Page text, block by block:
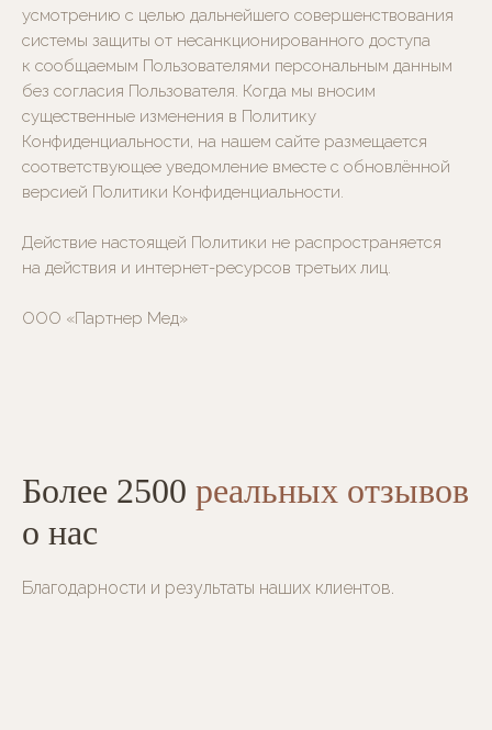
усмотрению с целью дальнейшего совершенствования
системы защиты от несанкционированного доступа
к сообщаемым Пользователями персональным данным
без согласия Пользователя. Когда мы вносим
существенные изменения в Политику
Конфиденциальности, на нашем сайте размещается
соответствующее уведомление вместе с обновлённой
версией Политики Конфиденциальности.
Действие настоящей Политики не распространяется
на действия и интернет-ресурсов третьих лиц.
ООО «Партнер Мед»
Более 2500 реальных отзывов
о нас
Благодарности и результаты наших клиентов.